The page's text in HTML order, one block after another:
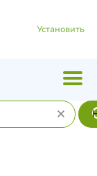
Установить